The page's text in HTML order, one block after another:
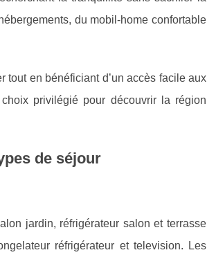
du mobil-home confortable
tout en bénéficiant d’un accès facile aux
privilégié pour découvrir la région
de séjour
jardin, réfrigérateur salon et terrasse
réfrigérateur et television. Les